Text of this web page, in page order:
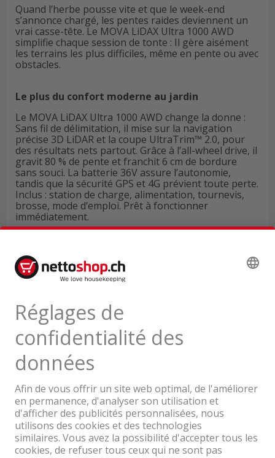
Quand l’herbe pousse vite et que le week-end
s’annonce chargé, les pentes raides deviennent un
vrai casse-tête. Le MOVA LiDAX Ultra 1000 AWD
simplifie chaque session de tonte : Il gère aisément
les terrains les plus difficiles, même en pente ou avec
obstacles.
Le plus du confort moderne au jardin
Le MOVA LiDAX Ultra 1000 AWD change la donne :
Sans fil de délimitation, il mise sur la navigation
précise 3D LiDAR et la coupe UltraTrim™ 2.0, pour
des résultats nets partout. Grâce à l’all-wheel drive, il
gravit 80 % de pente et franchit 6 cm de bordure
sans souci. La batterie 36V assure l’autonomie,
tandis que la sécurité GPS et 4G prévient toute perte.
Inclus : station de charge, alimentation, tournevis,
brosse, mode d’emploi. Prêt à fonctionner
immédiatement.
Données techniques
Une entreprise du Groupe Coop